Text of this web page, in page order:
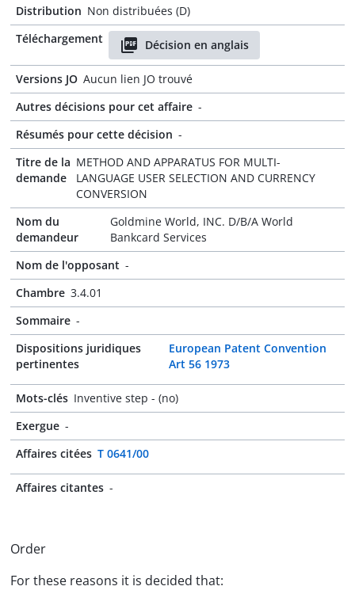
Distribution Non distribuées (D)
Téléchargement
Décision en anglais
Versions JO Aucun lien JO trouvé
Autres décisions pour cet affaire -
Résumés pour cette décision -
Titre de la
demande
METHOD AND APPARATUS FOR MULTI-
LANGUAGE USER SELECTION AND CURRENCY
CONVERSION
Nom du
demandeur
Goldmine World, INC. D/B/A World
Bankcard Services
Nom de l'opposant -
Chambre 3.4.01
Sommaire -
Dispositions juridiques
pertinentes
European Patent Convention
Art 56 1973
Mots-clés Inventive step - (no)
Exergue -
Affaires citées T 0641/00
Affaires citantes -
Order
For these reasons it is decided that: